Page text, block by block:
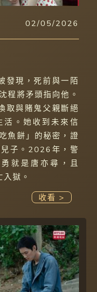
02/05/2026
發現，死前與一陌
程將矛頭指向他。
取與賭鬼父親斷絕
活。她收到未來信
魚餅」的秘密，證
子。2026年，警
就是唐亦尋，且
獄。
收看 >